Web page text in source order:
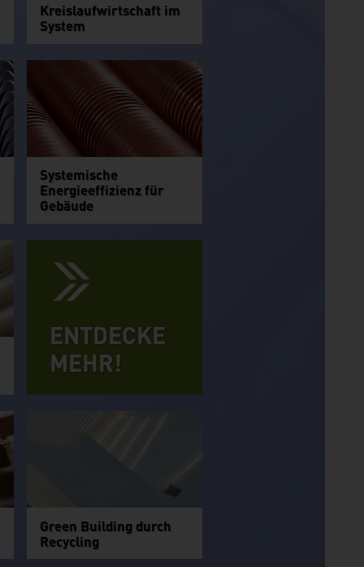
Kreislaufwirtschaft im
System
Systemische
Energieeffizienz für
Gebäude
ENTDECKE
MEHR!
Green Building durch
Recycling